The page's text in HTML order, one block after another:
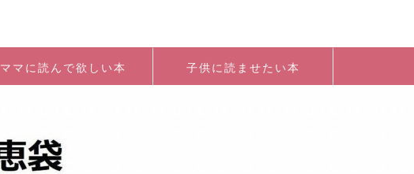
ママに読んで欲しい本 子供に読ませたい本